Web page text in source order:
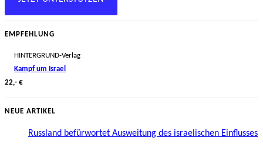
EMPFEHLUNG
HINTERGRUND-Verlag
Kampf um Israel
22,- €
NEUE ARTIKEL
Russland befürwortet Ausweitung des israelischen Einflusses